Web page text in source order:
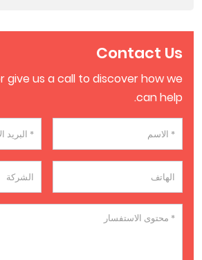
Contact Us
give us a call to discover how we
can help.